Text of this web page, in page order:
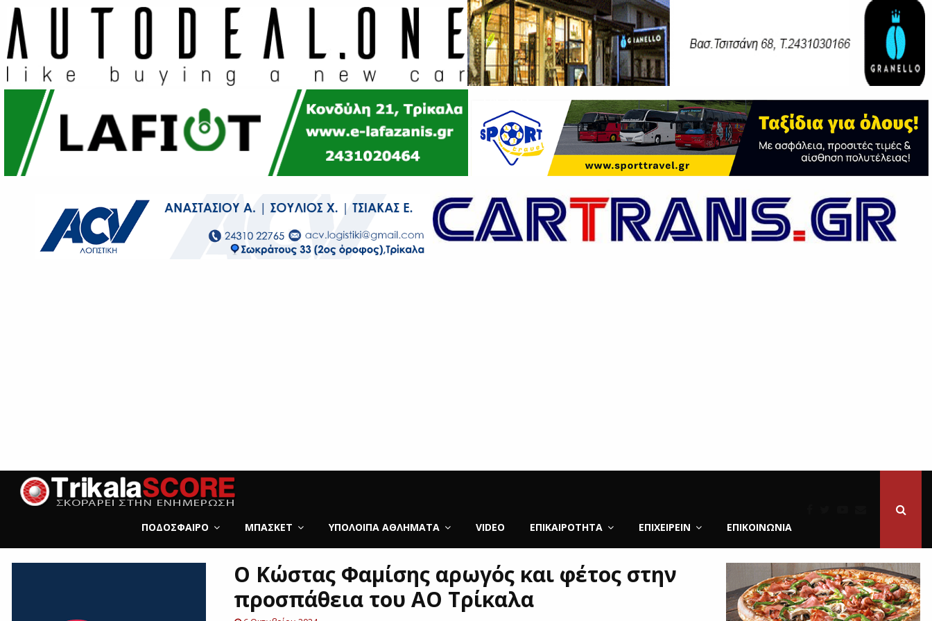
ΠΟΔΌΣΦΑΙΡΟ ΜΠΆΣΚΕΤ ΥΠΌΛΟΙΠΑ ΑΘΛΉΜΑΤΑ VIDEO ΕΠΙΚΑΙΡΌΤΗΤΑ ΕΠΙΧΕΙΡΕΙΝ ΕΠΙΚΟΙΝΩΝΊΑ
O Kώστας Φαμίσης αρωγός και φέτος στην
προσπάθεια του ΑΟ Τρίκαλα